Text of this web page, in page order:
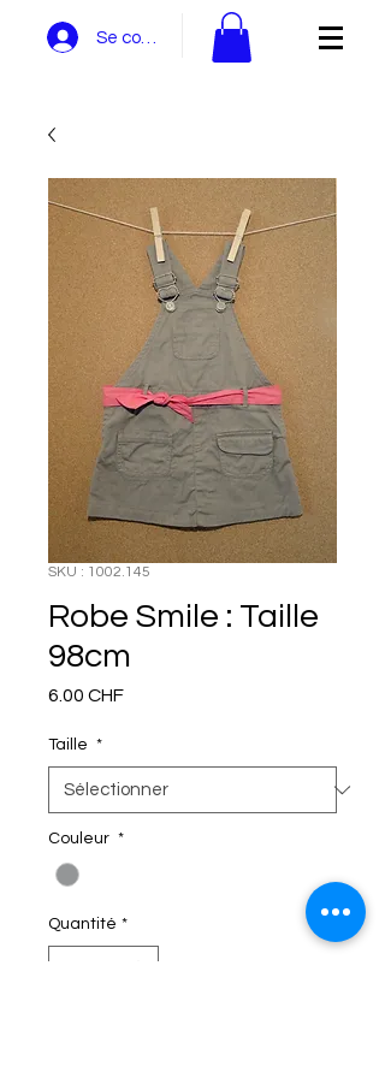
Se connecter
SKU : 1002.145
Robe Smile : Taille
98cm
6.00 CHFPrix
Taille *
Couleur *
Quantité *